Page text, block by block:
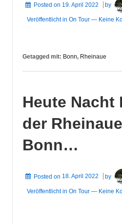
Posted on 19. April 2022 by
Veröffentlicht in On Tour — Keine
Getagged mit: Bonn, Rheinaue
Heute Nacht
der
Bonn…
Posted on 18. April 2022 by
Veröffentlicht in On Tour — Keine